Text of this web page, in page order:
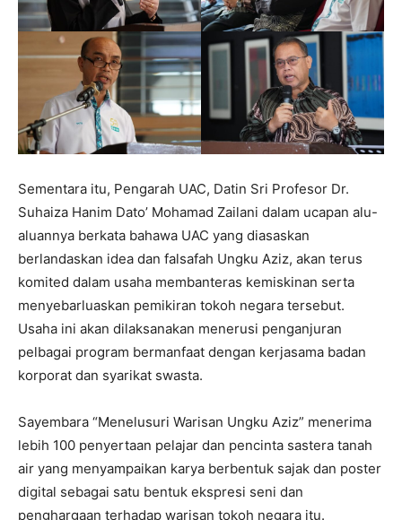
Sementara itu, Pengarah UAC, Datin Sri Profesor Dr.
Suhaiza Hanim Dato’ Mohamad Zailani dalam ucapan alu-
aluannya berkata bahawa UAC yang diasaskan
berlandaskan idea dan falsafah Ungku Aziz, akan terus
komited dalam usaha membanteras kemiskinan serta
menyebarluaskan pemikiran tokoh negara tersebut.
Usaha ini akan dilaksanakan menerusi penganjuran
pelbagai program bermanfaat dengan kerjasama badan
korporat dan syarikat swasta.
Sayembara “Menelusuri Warisan Ungku Aziz” menerima
lebih 100 penyertaan pelajar dan pencinta sastera tanah
air yang menyampaikan karya berbentuk sajak dan poster
digital sebagai satu bentuk ekspresi seni dan
penghargaan terhadap warisan tokoh negara itu.